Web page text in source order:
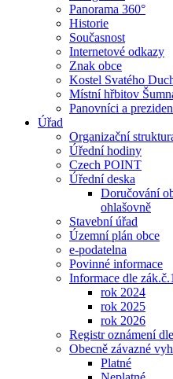
Panorama 360°
Historie
Současnost
Internetové odkazy
Znak obce
Kostel Svatého
Místní hřbitov
Panovníci a
Úřad
Organizační
Úřední hodiny
Czech POINT
Úřední deska
Doručování
ohlašovně
Stavební úřad
Územní plán obce
e-podatelna
Povinné informace
Informace dle
rok 2024
rok 2025
rok 2026
Registr oznámení
Obecně závazné
Platné